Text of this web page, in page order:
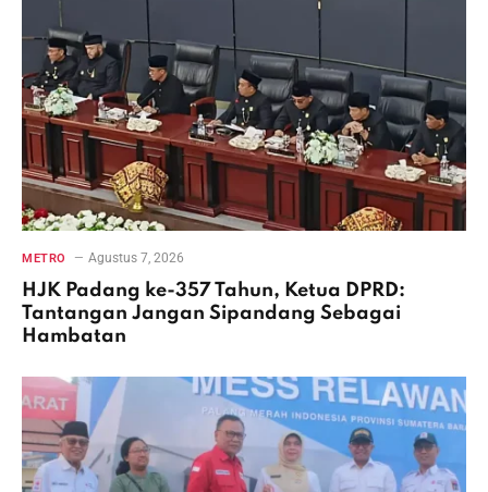
METRO Agustus 7, 2026
HJK Padang ke-357 Tahun, Ketua DPRD:
Tantangan Jangan Sipandang Sebagai
Hambatan